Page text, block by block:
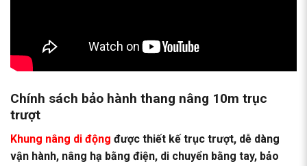
Chính sách bảo hành thang nâng 10m trục
trượt
Khung nâng di động được thiết kế trục trượt, dễ dàng
vận hành, nâng hạ bằng điện, di chuyển bằng tay, bảo